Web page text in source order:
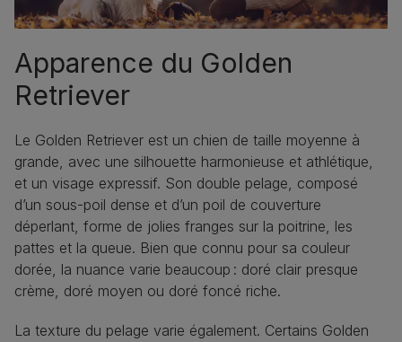
Apparence du Golden
Retriever
Le Golden Retriever est un chien de taille moyenne à
grande, avec une silhouette harmonieuse et athlétique,
et un visage expressif. Son double pelage, composé
d’un sous-poil dense et d’un poil de couverture
déperlant, forme de jolies franges sur la poitrine, les
pattes et la queue. Bien que connu pour sa couleur
dorée, la nuance varie beaucoup : doré clair presque
crème, doré moyen ou doré foncé riche.
La texture du pelage varie également. Certains Golden